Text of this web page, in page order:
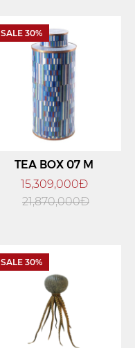
SALE 30%
TEA BOX 07 M
15,309,000Đ
21,870,000Đ
SALE 30%